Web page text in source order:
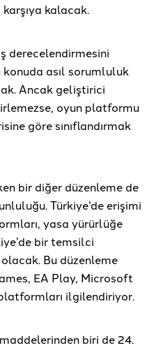
kalacak.
derecelendirmesini
asıl sorumluluk
Ancak geliştirici
oyun platformu
göre sınıflandırmak
bir diğer düzenleme de
Türkiye’de erişimi
yasa yürürlüğe
bir temsilci
Bu düzenleme
EA Play, Microsoft
ilgilendiriyor.
biri de 24.